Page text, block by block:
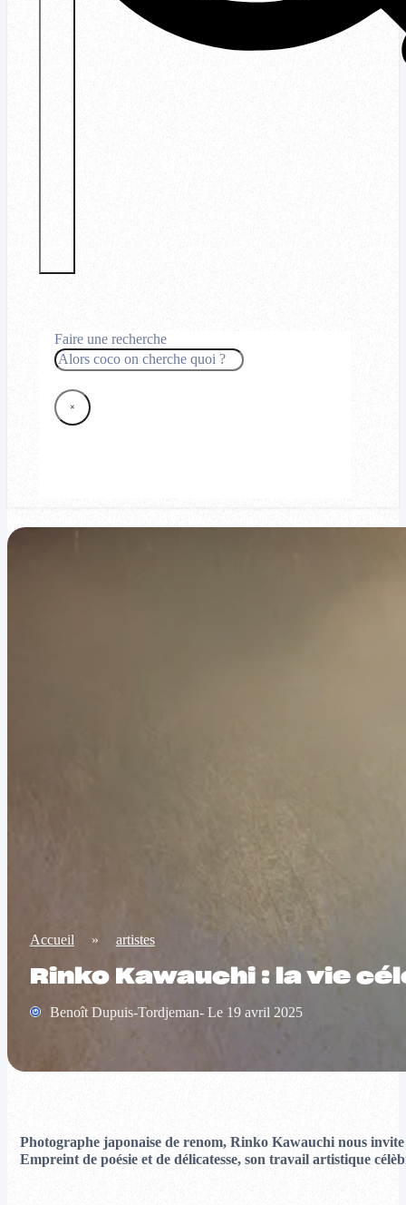
Faire une recherche
Rechercher
×
Accueil » artistes
Rinko Kawauchi : la vie
Benoît Dupuis-Tordjeman- Le 19 avril 2025
Photographe japonaise de renom, Rinko Kawauchi nous
Empreint de poésie et de délicatesse, son travail artistique